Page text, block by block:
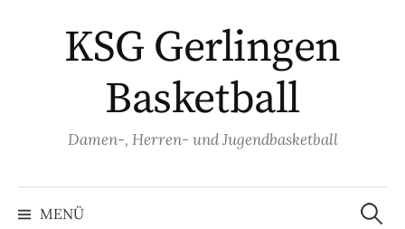
KSG Gerlingen
Basketball
Damen-, Herren- und Jugendbasketball
MENÜ
Suchen
nach: